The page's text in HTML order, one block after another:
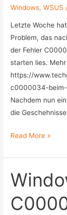
2007
Windows,WSUS
Letzte Woche
Problem, das
der Fehler
starten lies.
https://
c0000034-beim-
Nachdem nun
die
Probleme
SP1
für
Windows
7
und
Read More »